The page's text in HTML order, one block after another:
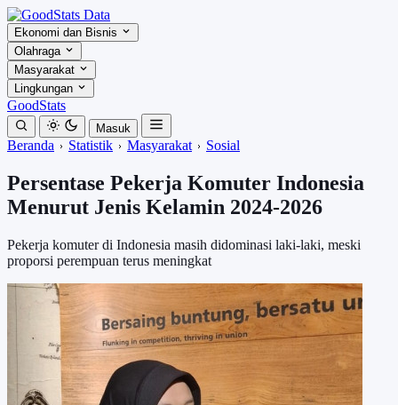
Ekonomi dan Bisnis
Olahraga
Masyarakat
Lingkungan
GoodStats
Masuk
Beranda Statistik Masyarakat Sosial
Persentase Pekerja Komuter Indonesia
Menurut Jenis Kelamin 2024-2026
Pekerja komuter di Indonesia masih didominasi laki-laki, meski
proporsi perempuan terus meningkat